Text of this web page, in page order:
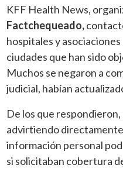
KFF Health News,
Factchequeado,
hospitales y
ciudades que han sido
Muchos se negaron a
judicial, habían
De los que
advirtiendo
información personal
si solicitaban cobertura